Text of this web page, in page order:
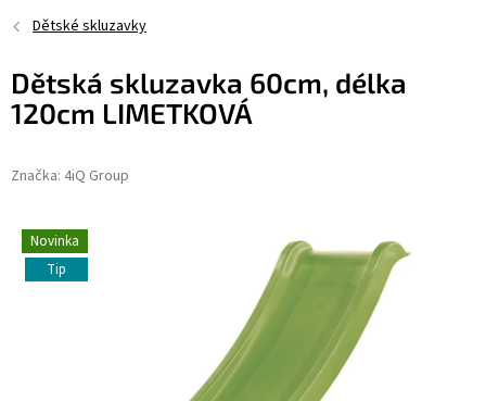
Dětské skluzavky
Dětská skluzavka 60cm, délka
120cm LIMETKOVÁ
Značka: 4iQ Group
Novinka
Tip